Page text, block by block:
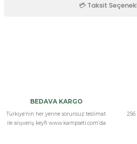
💳 Taksit
BEDAVA KARGO
Türkiye’nin her yerine sorunsuz teslimat
ile alışveriş keyfi www.kampseti.com’da
256